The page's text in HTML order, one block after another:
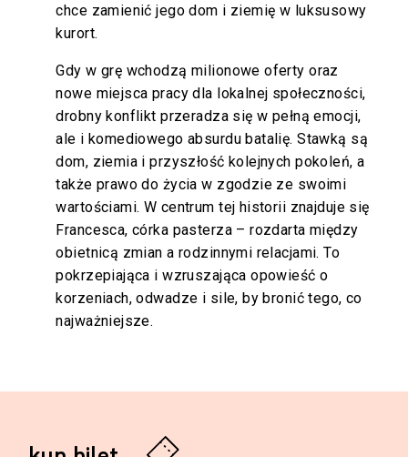
chce zamienić jego dom i ziemię w luksusowy
kurort.
Gdy w grę wchodzą milionowe oferty oraz
nowe miejsca pracy dla lokalnej społeczności,
drobny konflikt przeradza się w pełną emocji,
ale i komediowego absurdu batalię. Stawką są
dom, ziemia i przyszłość kolejnych pokoleń, a
także prawo do życia w zgodzie ze swoimi
wartościami. W centrum tej historii znajduje się
Francesca, córka pasterza – rozdarta między
obietnicą zmian a rodzinnymi relacjami. To
pokrzepiająca i wzruszająca opowieść o
korzeniach, odwadze i sile, by bronić tego, co
najważniejsze.